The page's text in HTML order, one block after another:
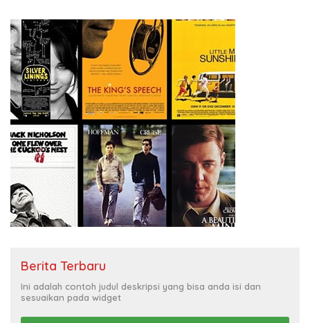
Berita Terbaru
Ini adalah contoh judul deskripsi yang bisa anda isi dan
sesuaikan pada widget